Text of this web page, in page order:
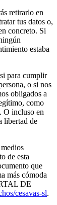
retirarlo en
tus datos o,
concreto. Si
estaba
para cumplir
o si nos
obligados a
como
O incluso en
libertad de
de esta
que
más cómoda
DE
cesavas-sl.